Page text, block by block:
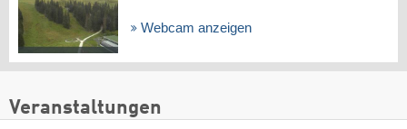
Webcam anzeigen
Veranstaltungen